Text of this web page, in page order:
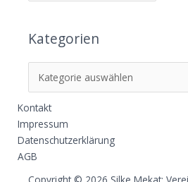
Kategorien
Kontakt
Impressum
Datenschutzerklärung
AGB